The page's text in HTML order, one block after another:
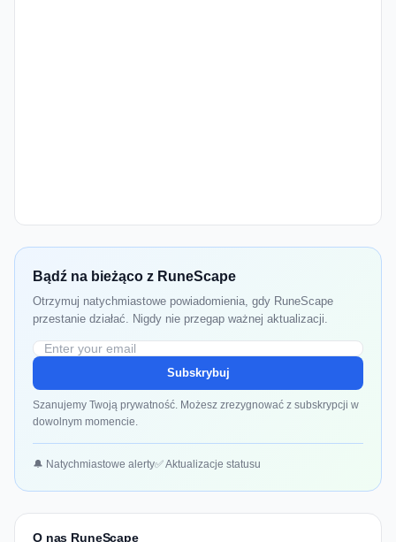
Bądź na bieżąco z RuneScape
Otrzymuj natychmiastowe powiadomienia, gdy RuneScape
przestanie działać. Nigdy nie przegap ważnej aktualizacji.
Subskrybuj
Szanujemy Twoją prywatność. Możesz zrezygnować z subskrypcji w
dowolnym momencie.
🔔 Natychmiastowe alerty✅ Aktualizacje statusu
O nas RuneScape